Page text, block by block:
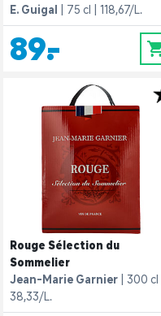
E. Guigal
75 cl 118,67/L.
89,- 0
Rouge Sélection du
Sommelier
Jean-Marie Garnier
300 cl
38,33/L.